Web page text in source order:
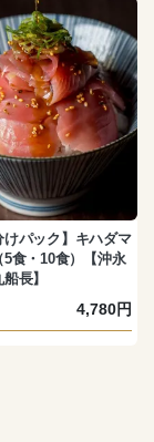
けパック】キハダマ
5食・10食）【沖永
長】
4,780円